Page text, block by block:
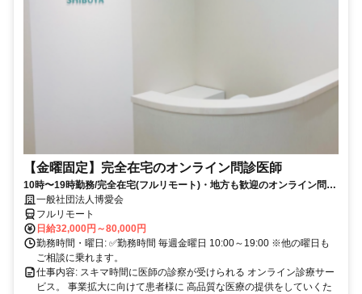
【金曜固定】完全在宅のオンライン問診医師
10時〜19時勤務/完全在宅(フルリモート)・地方も歓迎のオンライン問診
業務一般社団法人博愛会
フルリモート
日給32,000円～80,000円
勤務時間・曜日: ✅勤務時間 毎週金曜日 10:00～19:00 ※他の曜日も
ご相談に乗れます。
仕事内容: スキマ時間に医師の診察が受けられる オンライン診療サー
ビス。 事業拡大に向けて患者様に 高品質な医療の提供をしていくた